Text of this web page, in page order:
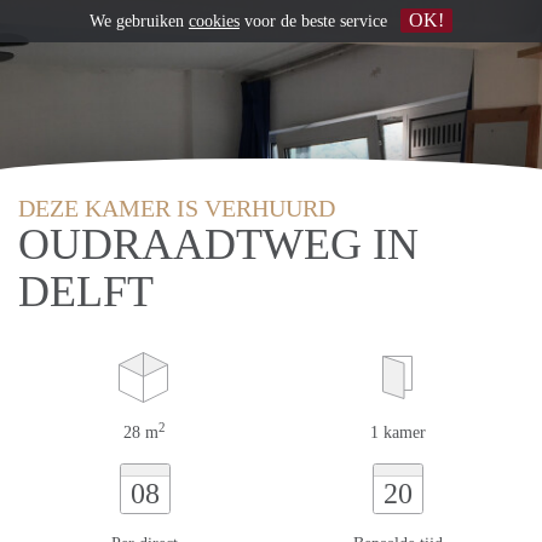
DEZE KAMER IS VERHUURD
OUDRAADTWEG IN
DELFT
28 m2 1 kamer
08 20
We gebruiken cookies voor de beste service OK!